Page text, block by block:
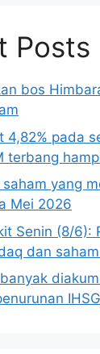
Posts
bos
4,82% pada
terbang
yang
Mei 2026
Senin (8/6):
dan